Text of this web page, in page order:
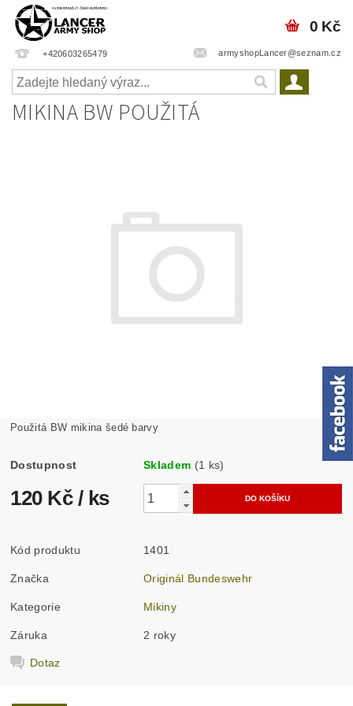
+420603265479 armyshopLancer@seznam.cz
0 Kč
MIKINA BW POUŽITÁ
Použitá BW mikina šedé barvy
Dostupnost Skladem (1 ks)
120 Kč / ks
Kód produktu 1401
Značka Originál Bundeswehr
Kategorie Mikiny
Záruka 2 roky
Dotaz